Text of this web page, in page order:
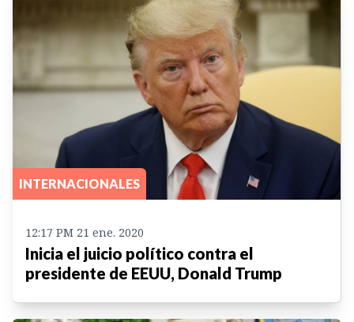
INTERNACIONALES
12:17 PM 21 ene. 2020
Inicia el juicio político contra el
presidente de EEUU, Donald Trump